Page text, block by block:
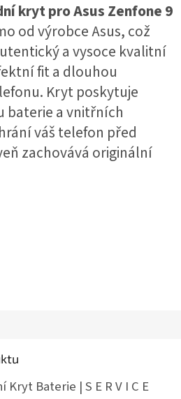
kryt pro Asus Zenfone 9
od výrobce Asus, což
a vysoce kvalitní
fit a dlouhou
Kryt poskytuje
baterie a vnitřních
váš telefon před
zachovává originální
Kryt Baterie | S E R V I C E